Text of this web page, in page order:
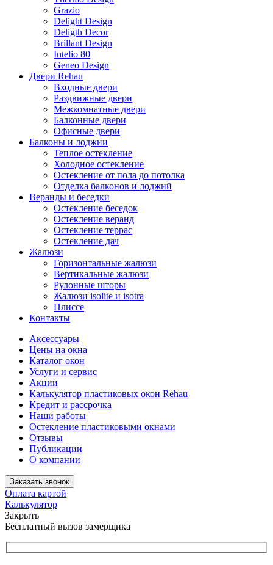
Grazio
Delight Design
Deligth Decor
Brillant Design
Intelio 80
Geneo Design
Двери Rehau
Входные двери
Раздвижные двери
Межкомнатные двери
Балконные двери
Офисные двери
Балконы и лоджии
Теплое остекление
Холодное остекление
Остекление от пола до потолка
Отделка балконов и лоджий
Веранды и беседки
Остекление беседок
Остекление веранд
Остекление террас
Остекление дач
Жалюзи
Горизонтальные жалюзи
Вертикальные жалюзи
Рулонные шторы
Жалюзи isolite и isotra
Плиссе
Контакты
Аксессуары
Цены на окна
Каталог окон
Услуги и сервис
Акции
Калькулятор пластиковых окон Rehau
Кредит и рассрочка
Наши работы
Остекление пластиковыми окнами
Отзывы
Публикации
О компании
Заказать звонок
Оплата картой
Калькулятор
Закрыть
Бесплатный вызов замерщика